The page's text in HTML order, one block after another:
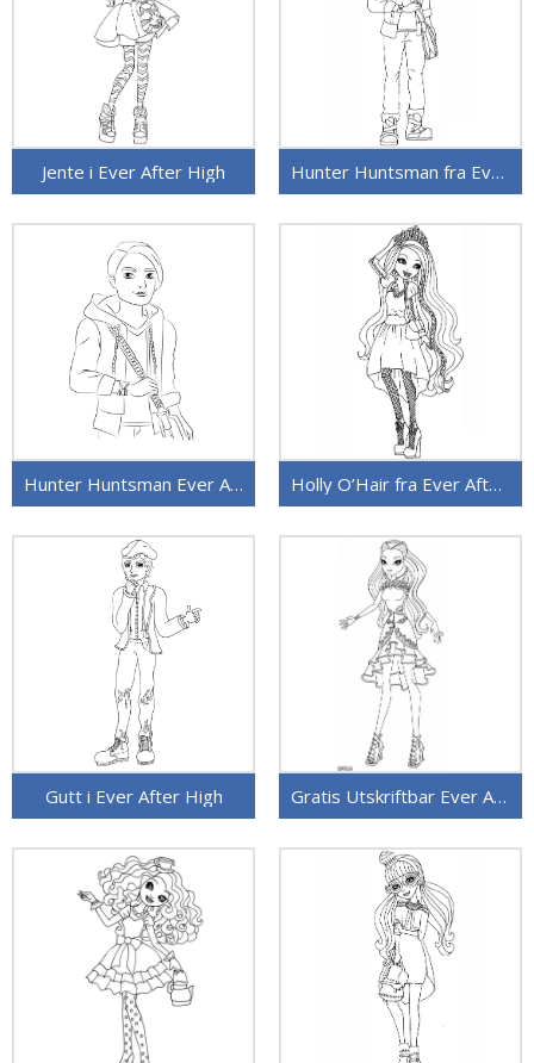
Jente i Ever After High Hunter Huntsman fra Ever After High
Hunter Huntsman Ever After High Holly O’Hair fra Ever After High
Gutt i Ever After High Gratis Utskriftbar Ever After High